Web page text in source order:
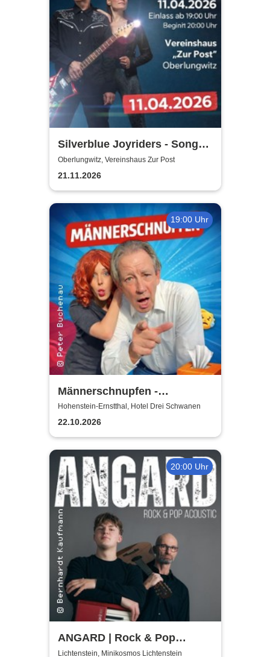
Silverblue Joyriders - Songs
by Roxette
Oberlungwitz, Vereinshaus Zur Post
21.11.2026
19:00 Uhr
Männerschnupfen -
Buchenau Comedy Tour
Hohenstein-Ernstthal, Hotel Drei Schwanen
22.10.2026
20:00 Uhr
ANGARD | Rock & Pop
Acoutic
Lichtenstein, Minikosmos Lichtenstein